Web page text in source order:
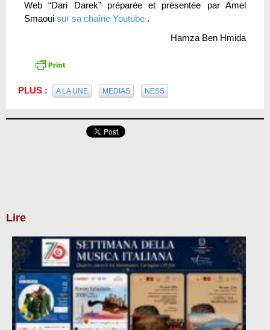
Web “Dari Darek” préparée et présentée par Amel
Smaoui sur sa chaîne Youtube .
Hamza Ben Hmida
PLUS : A LA UNE MEDIAS NESS
Lire